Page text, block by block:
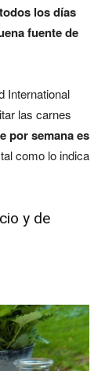
los días
fuente de
International
las carnes
por semana es
como lo indica
y de